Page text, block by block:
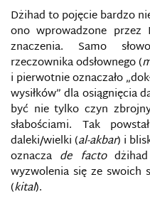
Dżihad to pojęcie bardzo
ono wprowadzone
znaczenia. Samo
rzeczownika odsłownego (
i pierwotnie oznaczało
wysiłków” dla osiągnięcia
być nie tylko czyn
słabościami. Tak
daleki/wielki (al-akbar) i
oznacza de factodżihad
wyzwolenia się ze swoich
(kital).